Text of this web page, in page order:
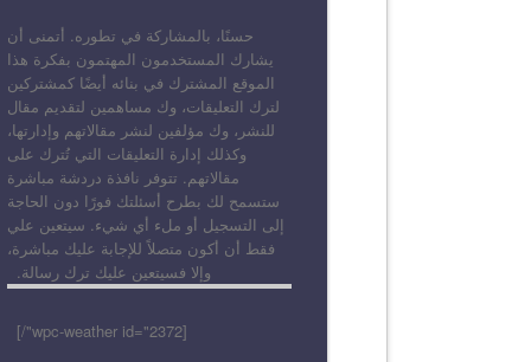
حسنًا، بالمشاركة في تطوره. أتمنى أن
يشارك المستخدمون المهتمون بفكرة هذا
الموقع المشترك في بنائه أيضًا كمشتركين
لترك التعليقات، وك مساهمين لتقديم مقال
للنشر، وك مؤلفين لنشر مقالاتهم وإدارتها،
وكذلك إدارة التعليقات التي تُترك على
مقالاتهم. تتوفر نافذة دردشة مباشرة
ستسمح لك بطرح أسئلتك فورًا دون الحاجة
إلى التسجيل أو ملء أي شيء. سيتعين علي
فقط أن أكون متصلاً للإجابة عليك مباشرة،
وإلا فسيتعين عليك ترك رسالة.
[wpc-weather id="2372"/]